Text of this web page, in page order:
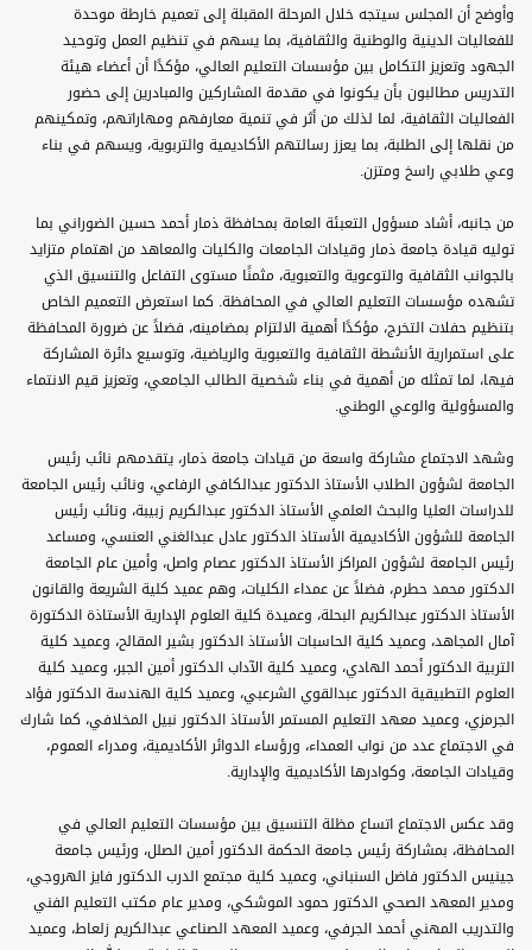
وأوضح أن المجلس سيتجه خلال المرحلة المقبلة إلى تعميم خارطة موحدة
للفعاليات الدينية والوطنية والثقافية، بما يسهم في تنظيم العمل وتوحيد
الجهود وتعزيز التكامل بين مؤسسات التعليم العالي، مؤكدًا أن أعضاء هيئة
التدريس مطالبون بأن يكونوا في مقدمة المشاركين والمبادرين إلى حضور
الفعاليات الثقافية، لما لذلك من أثر في تنمية معارفهم ومهاراتهم، وتمكينهم
من نقلها إلى الطلبة، بما يعزز رسالتهم الأكاديمية والتربوية، ويسهم في بناء
وعي طلابي راسخ ومتزن.
من جانبه، أشاد مسؤول التعبئة العامة بمحافظة ذمار أحمد حسين الضوراني بما
توليه قيادة جامعة ذمار وقيادات الجامعات والكليات والمعاهد من اهتمام متزايد
بالجوانب الثقافية والتوعوية والتعبوية، مثمنًا مستوى التفاعل والتنسيق الذي
تشهده مؤسسات التعليم العالي في المحافظة. كما استعرض التعميم الخاص
بتنظيم حفلات التخرج، مؤكدًا أهمية الالتزام بمضامينه، فضلاً عن ضرورة المحافظة
على استمرارية الأنشطة الثقافية والتعبوية والرياضية، وتوسيع دائرة المشاركة
فيها، لما تمثله من أهمية في بناء شخصية الطالب الجامعي، وتعزيز قيم الانتماء
والمسؤولية والوعي الوطني.
وشهد الاجتماع مشاركة واسعة من قيادات جامعة ذمار، يتقدمهم نائب رئيس
الجامعة لشؤون الطلاب الأستاذ الدكتور عبدالكافي الرفاعي، ونائب رئيس الجامعة
للدراسات العليا والبحث العلمي الأستاذ الدكتور عبدالكريم زبيبة، ونائب رئيس
الجامعة للشؤون الأكاديمية الأستاذ الدكتور عادل عبدالغني العنسي، ومساعد
رئيس الجامعة لشؤون المراكز الأستاذ الدكتور عصام واصل، وأمين عام الجامعة
الدكتور محمد حطرم، فضلاً عن عمداء الكليات، وهم عميد كلية الشريعة والقانون
الأستاذ الدكتور عبدالكريم البحلة، وعميدة كلية العلوم الإدارية الأستاذة الدكتورة
آمال المجاهد، وعميد كلية الحاسبات الأستاذ الدكتور بشير المقالح، وعميد كلية
التربية الدكتور أحمد الهادي، وعميد كلية الآداب الدكتور أمين الجبر، وعميد كلية
العلوم التطبيقية الدكتور عبدالقوي الشرعبي، وعميد كلية الهندسة الدكتور فؤاد
الجرمزي، وعميد معهد التعليم المستمر الأستاذ الدكتور نبيل المخلافي، كما شارك
في الاجتماع عدد من نواب العمداء، ورؤساء الدوائر الأكاديمية، ومدراء العموم،
وقيادات الجامعة، وكوادرها الأكاديمية والإدارية.
وقد عكس الاجتماع اتساع مظلة التنسيق بين مؤسسات التعليم العالي في
المحافظة، بمشاركة رئيس جامعة الحكمة الدكتور أمين الصلل، ورئيس جامعة
جينيس الدكتور فاضل السنباني، وعميد كلية مجتمع الدرب الدكتور فايز الهروجي،
ومدير المعهد الصحي الدكتور حمود الموشكي، ومدير عام مكتب التعليم الفني
والتدريب المهني أحمد الجرفي، وعميد المعهد الصناعي عبدالكريم زلعاط، وعميد